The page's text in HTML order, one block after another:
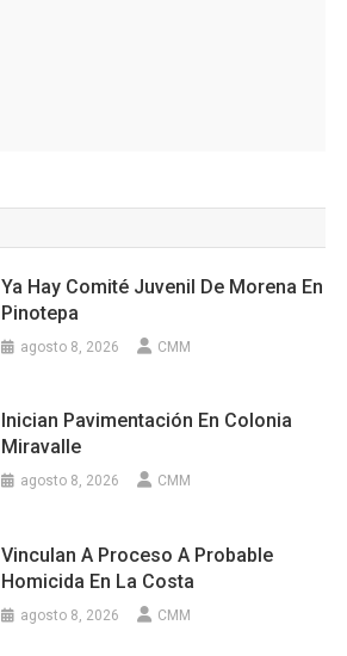
Ya Hay Comité Juvenil De Morena En
Pinotepa
agosto 8, 2026 CMM
Inician Pavimentación En Colonia
Miravalle
agosto 8, 2026 CMM
Vinculan A Proceso A Probable
Homicida En La Costa
agosto 8, 2026 CMM